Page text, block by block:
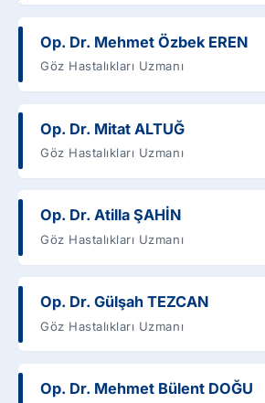
Op. Dr. Mehmet Özbek EREN
Göz Hastalıkları Uzmanı
Op. Dr. Mitat ALTUĞ
Göz Hastalıkları Uzmanı
Op. Dr. Atilla ŞAHİN
Göz Hastalıkları Uzmanı
Op. Dr. Gülşah TEZCAN
Göz Hastalıkları Uzmanı
Op. Dr. Mehmet Bülent DOĞU